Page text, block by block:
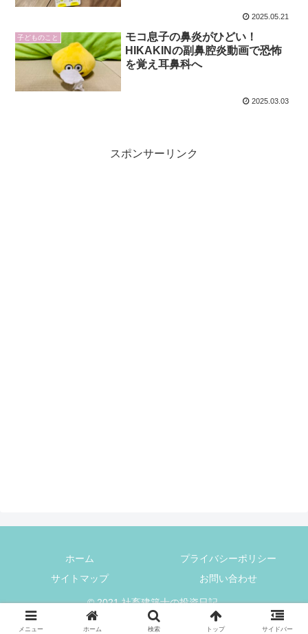
2025.05.21
子どものこと
モコ息子の鼻炎がひどい！
HIKAKINの副鼻腔炎動画で恐怖
を覚え耳鼻科へ
2025.03.03
スポンサーリンク
ホーム
プライバシーポリシー
サイトマップ
お問い合わせ
© 2021 社畜建築士の投資日記.
メニュー ホーム 検索 トップ サイドバー